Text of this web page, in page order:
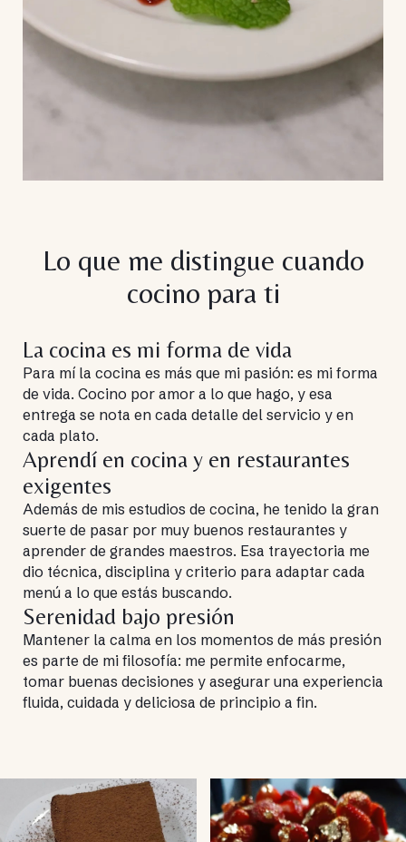
Lo que me distingue cuando
cocino para ti
La cocina es mi forma de vida
Para mí la cocina es más que mi pasión: es mi forma
de vida. Cocino por amor a lo que hago, y esa
entrega se nota en cada detalle del servicio y en
cada plato.
Aprendí en cocina y en restaurantes
exigentes
Además de mis estudios de cocina, he tenido la gran
suerte de pasar por muy buenos restaurantes y
aprender de grandes maestros. Esa trayectoria me
dio técnica, disciplina y criterio para adaptar cada
menú a lo que estás buscando.
Serenidad bajo presión
Mantener la calma en los momentos de más presión
es parte de mi filosofía: me permite enfocarme,
tomar buenas decisiones y asegurar una experiencia
fluida, cuidada y deliciosa de principio a fin.